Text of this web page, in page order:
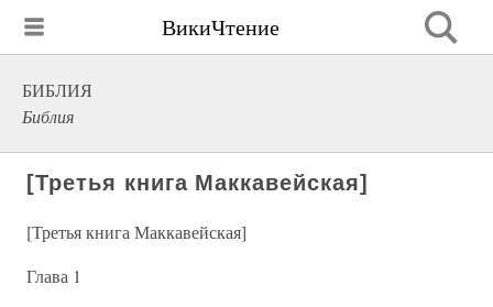
ВикиЧтение
БИБЛИЯ
Библия
[Третья книга Маккавейская]
[Третья книга Маккавейская]
Глава 1